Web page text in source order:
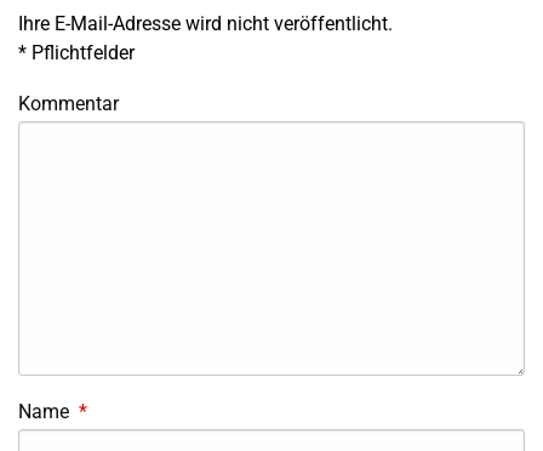
Ihre E-Mail-Adresse wird nicht veröffentlicht.
* Pflichtfelder
Kommentar
Name *